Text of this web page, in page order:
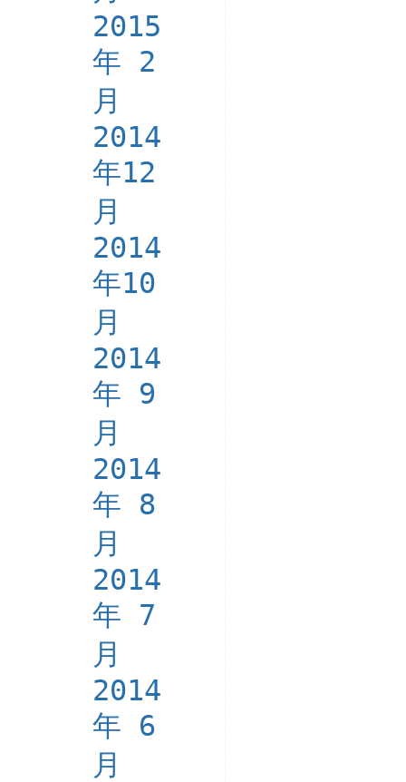
2015
年 2
月
2014
年12
月
2014
年10
月
2014
年 9
月
2014
年 8
月
2014
年 7
月
2014
年 6
月